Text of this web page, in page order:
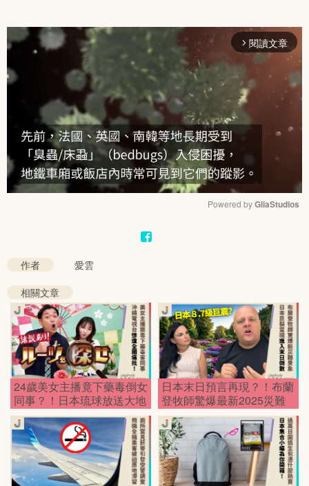
arrow_forward_ios 閱讀文章
Powered by GliaStudios
作者
愛雲
相關文章
24歲美女主播竟下藥毒倒女
同事？！日本琉球放送大地
震，震驚全國！
日本末日預言再現？！布蘭
登牧師驚爆最新2025災難
景象，日本將裂成兩半！